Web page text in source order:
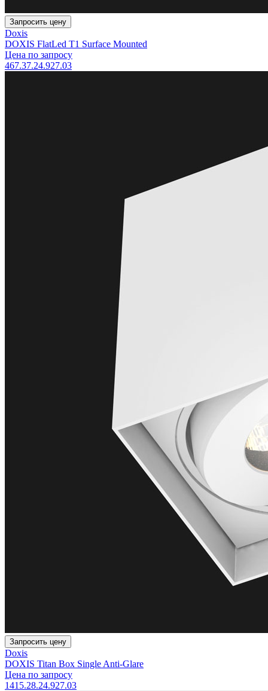
Запросить цену
Doxis
DOXIS FlatLed T1 Surface Mounted
Цена по запросу
467.37.24.927.03
Запросить цену
Doxis
DOXIS Titan Box Single Anti-Glare
Цена по запросу
1415.28.24.927.03